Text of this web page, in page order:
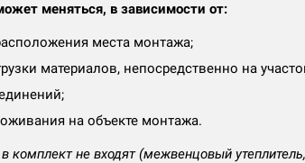
меняться, в зависимости от:
места монтажа;
материалов, непосредственно на
на объекте монтажа.
комплект не входят (межвенцовый